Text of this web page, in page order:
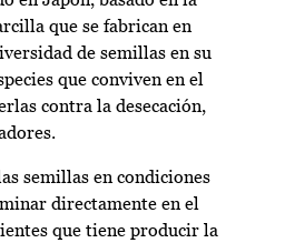
que se fabrican en
de semillas en su
que conviven en el
contra la desecación,
semillas en condiciones
directamente en el
que tiene producir la